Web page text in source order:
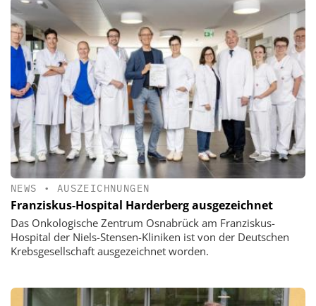
NEWS • AUSZEICHNUNGEN
Franziskus-Hospital Harderberg ausgezeichnet
Das Onkologische Zentrum Osnabrück am Franziskus-
Hospital der Niels-Stensen-Kliniken ist von der Deutschen
Krebsgesellschaft ausgezeichnet worden.